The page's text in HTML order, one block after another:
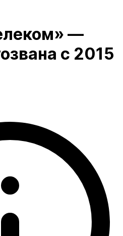
—
с 2015